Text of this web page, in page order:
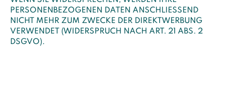
PERSONENBEZOGENEN DATEN ANSCHLIESSEND
NICHT MEHR ZUM ZWECKE DER DIREKTWERBUNG
VERWENDET (WIDERSPRUCH NACH ART. 21 ABS. 2
DSGVO).